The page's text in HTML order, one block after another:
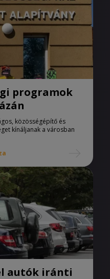
programok
közösségépítő és
kínáljanak a városban
autók iránti